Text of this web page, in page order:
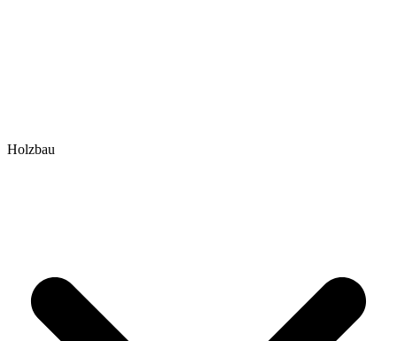
Holzbau